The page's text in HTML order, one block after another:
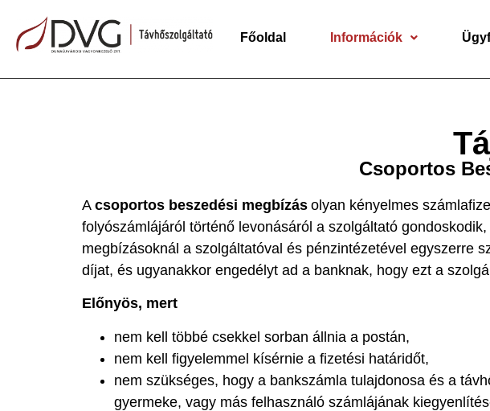
Főoldal Információk
Csoportos
A csoportos beszedési megbízás olyan kényelmes
folyószámlájáról történő levonásáról a szolgáltató
megbízásoknál a szolgáltatóval és pénzintézetével egyszerre
díjat, és ugyanakkor engedélyt ad a banknak, hogy ezt a
Előnyös, mert
nem kell többé csekkel sorban állnia a postán,
nem kell figyelemmel kísérnie a fizetési határidőt,
nem szükséges, hogy a bankszámla tulajdonosa és a
gyermeke, vagy más felhasználó számlájának